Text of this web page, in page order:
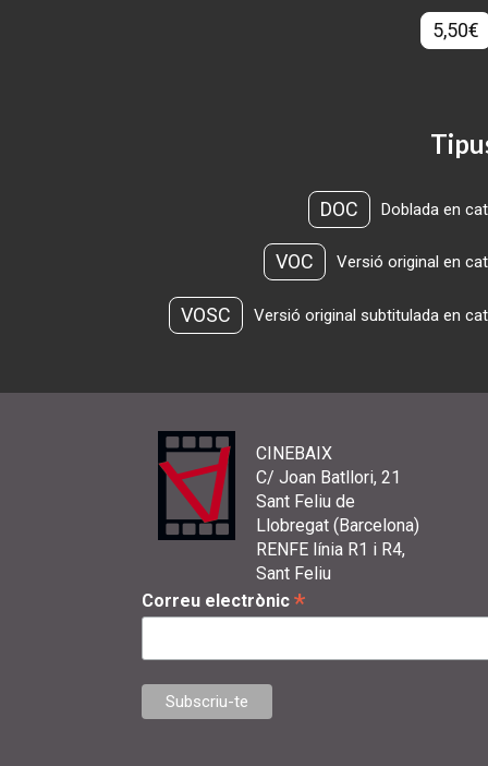
5,50€
DOC Doblada en
VOC Versió original en
VOSC Versió original subtitulada en
CINEBAIX
C/ Joan Batllori, 21
Sant Feliu de
Llobregat (Barcelona)
RENFE línia R1 i R4,
Sant Feliu
Correu electrònic *